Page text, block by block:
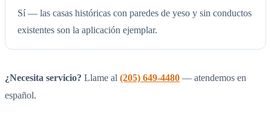
Sí — las casas históricas con paredes de yeso y sin conductos
existentes son la aplicación ejemplar.
¿Necesita servicio? Llame al (205) 649-4480 — atendemos en
español.